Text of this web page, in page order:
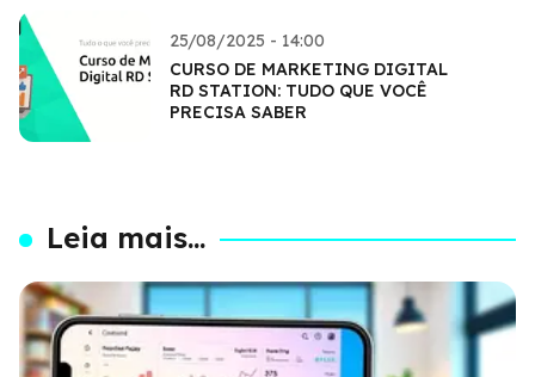
25/08/2025 - 14:00
CURSO DE MARKETING DIGITAL
RD STATION: TUDO QUE VOCÊ
PRECISA SABER
Leia mais...